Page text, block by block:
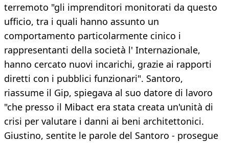
terremoto "gli imprenditori monitorati da questo
ufficio, tra i quali hanno assunto un
comportamento particolarmente cinico i
rappresentanti della società l' Internazionale,
hanno cercato nuovi incarichi, grazie ai rapporti
diretti con i pubblici funzionari". Santoro,
riassume il Gip, spiegava al suo datore di lavoro
"che presso il Mibact era stata creata un'unità di
crisi per valutare i danni ai beni architettonici.
Giustino, sentite le parole del Santoro - prosegue